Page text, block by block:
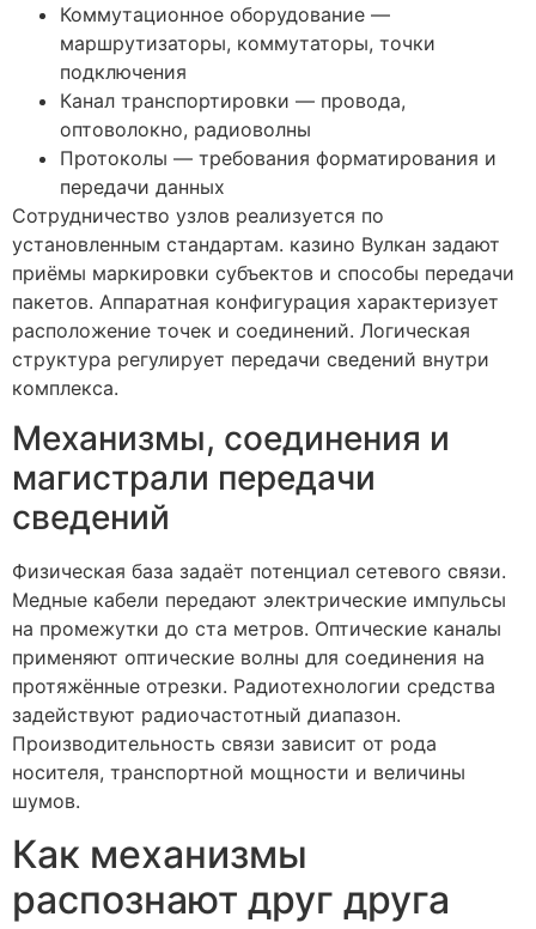
Коммутационное оборудование —
маршрутизаторы, коммутаторы, точки
подключения
Канал транспортировки — провода,
оптоволокно, радиоволны
Протоколы — требования форматирования и
передачи данных
Сотрудничество узлов реализуется по
установленным стандартам. казино Вулкан задают
приёмы маркировки субъектов и способы передачи
пакетов. Аппаратная конфигурация характеризует
расположение точек и соединений. Логическая
структура регулирует передачи сведений внутри
комплекса.
Механизмы, соединения и
магистрали передачи
сведений
Физическая база задаёт потенциал сетевого связи.
Медные кабели передают электрические импульсы
на промежутки до ста метров. Оптические каналы
применяют оптические волны для соединения на
протяжённые отрезки. Радиотехнологии средства
задействуют радиочастотный диапазон.
Производительность связи зависит от рода
носителя, транспортной мощности и величины
шумов.
Как механизмы
распознают друг друга